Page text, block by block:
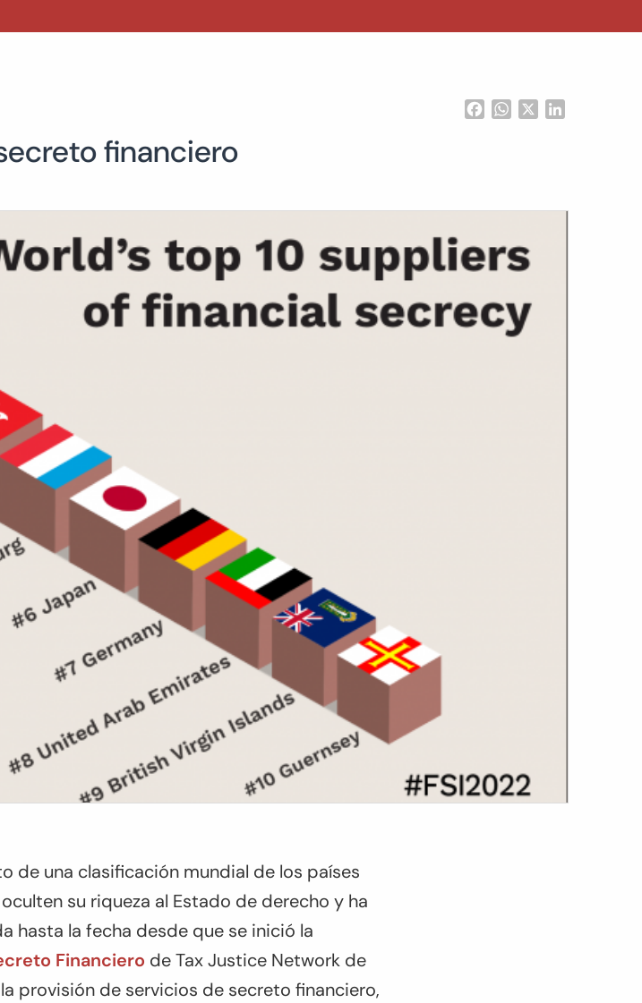
FacebookWhatsApp
financiero
de una clasificación mundial de los países
su riqueza al Estado de derecho y ha
hasta la fecha desde que se inició la
Financiero de Tax Justice Network de
provisión de servicios de secreto financiero,